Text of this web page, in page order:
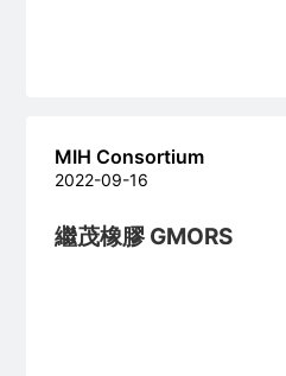
MIH Consortium
2022-09-16
繼茂橡膠 GMORS